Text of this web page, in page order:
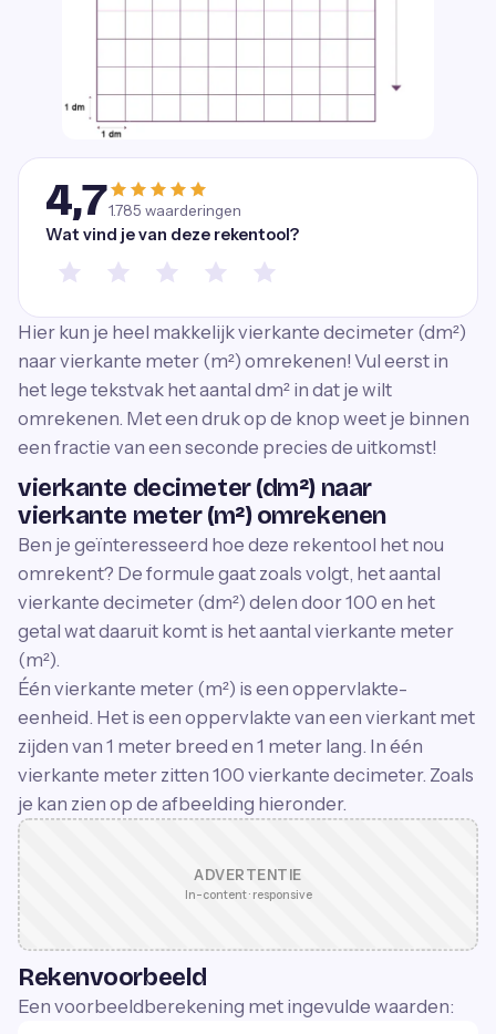
4,71.785 waarderingen
Wat vind je van deze rekentool?
Hier kun je heel makkelijk vierkante decimeter (dm²)
naar vierkante meter (m²) omrekenen! Vul eerst in
het lege tekstvak het aantal dm² in dat je wilt
omrekenen. Met een druk op de knop weet je binnen
een fractie van een seconde precies de uitkomst!
vierkante decimeter (dm²) naar
vierkante meter (m²) omrekenen
Ben je geïnteresseerd hoe deze rekentool het nou
omrekent? De formule gaat zoals volgt, het aantal
vierkante decimeter (dm²) delen door 100 en het
getal wat daaruit komt is het aantal vierkante meter
(m²).
Één vierkante meter (m²) is een oppervlakte-
eenheid. Het is een oppervlakte van een vierkant met
zijden van 1 meter breed en 1 meter lang. In één
vierkante meter zitten 100 vierkante decimeter. Zoals
je kan zien op de afbeelding hieronder.
ADVERTENTIE
In-content · responsive
Rekenvoorbeeld
Een voorbeeldberekening met ingevulde waarden: